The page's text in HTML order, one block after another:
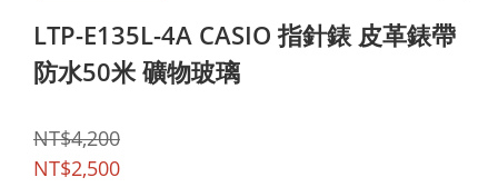
LTP-E135L-4A CASIO 指針錶 皮革錶帶
防水50米 礦物玻璃
NT$4,200
NT$2,500